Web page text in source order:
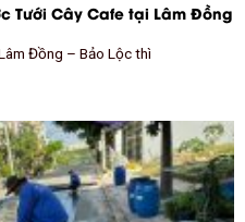
Tưới Cây Cafe tại Lâm Đồng
Đồng – Bảo Lộc thì